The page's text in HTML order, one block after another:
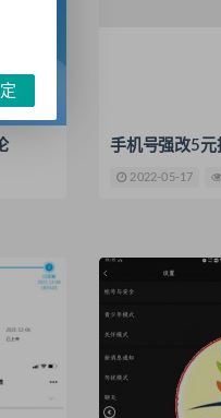
手机号强改5元
2022-05-17